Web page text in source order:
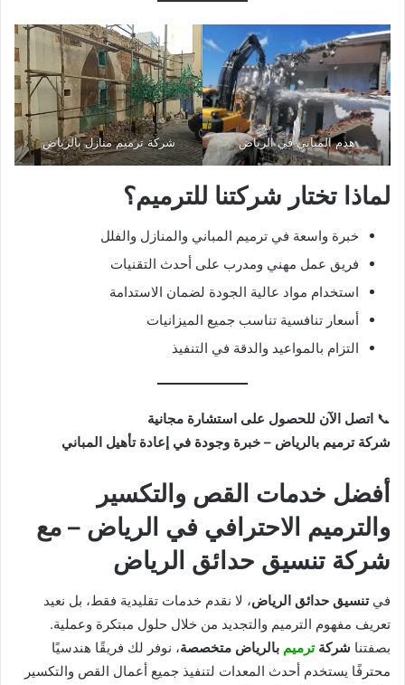
هدم المباني في الرياض شركة ترميم منازل بالرياض
لماذا تختار شركتنا للترميم؟
خبرة واسعة في ترميم المباني والمنازل والفلل
فريق عمل مهني ومدرب على أحدث التقنيات
استخدام مواد عالية الجودة لضمان الاستدامة
أسعار تنافسية تناسب جميع الميزانيات
التزام بالمواعيد والدقة في التنفيذ
📞 اتصل الآن للحصول على استشارة مجانية
شركة ترميم بالرياض – خبرة وجودة في إعادة تأهيل المباني
أفضل خدمات القص والتكسير
والترميم الاحترافي في الرياض – مع
شركة تنسيق حدائق الرياض
فيتنسيق حدائق الرياض، لا نقدم خدمات تقليدية فقط، بل نعيد
تعريف مفهوم الترميم والتجديد من خلال حلول مبتكرة وعملية.
بصفتنا شركةترميم بالرياض متخصصة، نوفر لك فريقًا هندسيًا
محترفًا يستخدم أحدث المعدات لتنفيذ جميع أعمال القص والتكسير